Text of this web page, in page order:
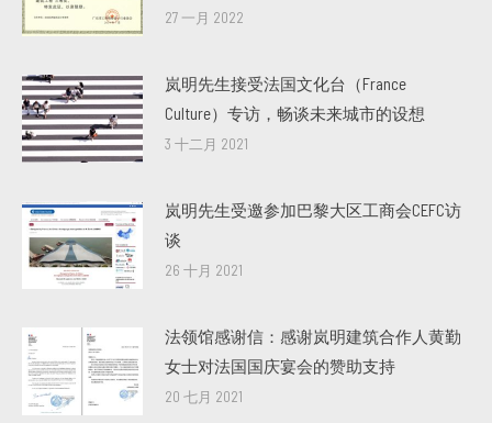
27 一月 2022
岚明先生接受法国文化台（France
Culture）专访，畅谈未来城市的设想
3 十二月 2021
岚明先生受邀参加巴黎大区工商会CEFC访
谈
26 十月 2021
法领馆感谢信：感谢岚明建筑合作人黄勤
女士对法国国庆宴会的赞助支持
20 七月 2021